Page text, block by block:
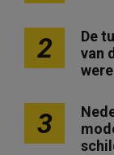
2
De
van
3